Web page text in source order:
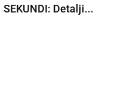
SEKUNDI: Detalji...